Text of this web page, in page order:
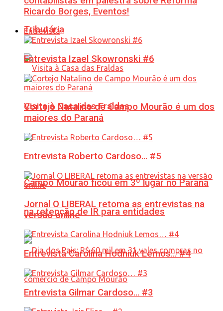
Tributária
Visita à Casa das Fraldas
Campo Mourão ficou em 3º lugar no Paraná
na retenção de IR para entidades
Ricardo Borges, Eventos!
Entrevista
Entrevista Izael Skowronski #6
Cortejo Natalino de Campo Mourão é um dos
maiores do Paraná
Entrevista Roberto Cardoso… #5
Jornal O LIBERAL retoma as entrevistas na
versão online
Entrevista Carolina Hodniuk Lemos… #4
Entrevista Gilmar Cardoso… #3